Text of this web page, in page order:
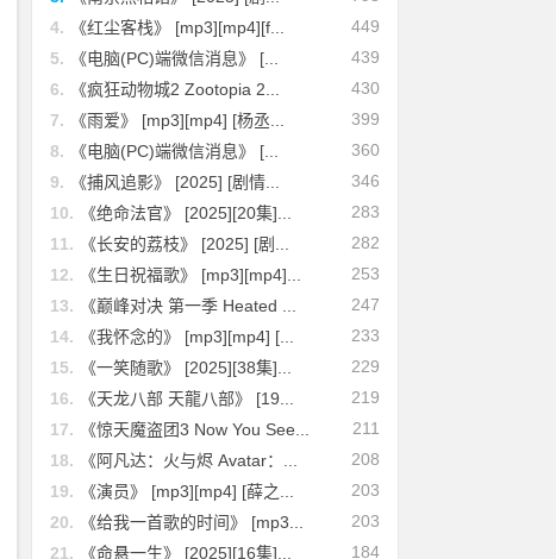
449
4.
《红尘客栈》 [mp3][mp4][f...
439
5.
《电脑(PC)端微信消息》 [...
430
6.
《疯狂动物城2 Zootopia 2...
399
7.
《雨爱》 [mp3][mp4] [杨丞...
360
8.
《电脑(PC)端微信消息》 [...
346
9.
《捕风追影》 [2025] [剧情...
283
10.
《绝命法官》 [2025][20集]...
282
11.
《长安的荔枝》 [2025] [剧...
253
12.
《生日祝福歌》 [mp3][mp4]...
247
13.
《巅峰对决 第一季 Heated ...
233
14.
《我怀念的》 [mp3][mp4] [...
229
15.
《一笑随歌》 [2025][38集]...
219
16.
《天龙八部 天龍八部》 [19...
211
17.
《惊天魔盗团3 Now You See...
208
18.
《阿凡达：火与烬 Avatar：...
203
19.
《演员》 [mp3][mp4] [薛之...
203
20.
《给我一首歌的时间》 [mp3...
184
21.
《命悬一生》 [2025][16集]...